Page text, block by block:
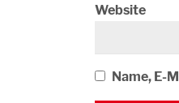
Website
Name, E-